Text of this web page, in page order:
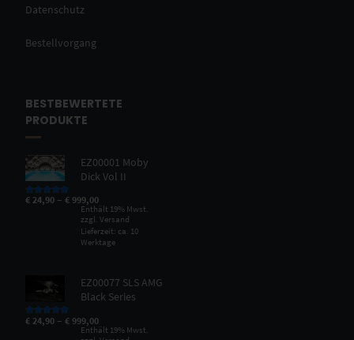
Datenschutz
Bestellvorgang
BESTBEWERTETE
PRODUKTE
EZ00001 Moby
Dick Vol II
Bewertet mit
von 5
€ 24,90 –€ 999,00
Enthält 19% Mwst.
zzgl.Versand
Lieferzeit: ca. 10
Werktage
EZ00077 SLS AMG
Black Series
Bewertet mit
von 5
€ 24,90 –€ 999,00
Enthält 19% Mwst.